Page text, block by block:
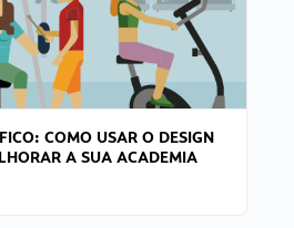
COMO USAR O DESIGN
A SUA ACADEMIA